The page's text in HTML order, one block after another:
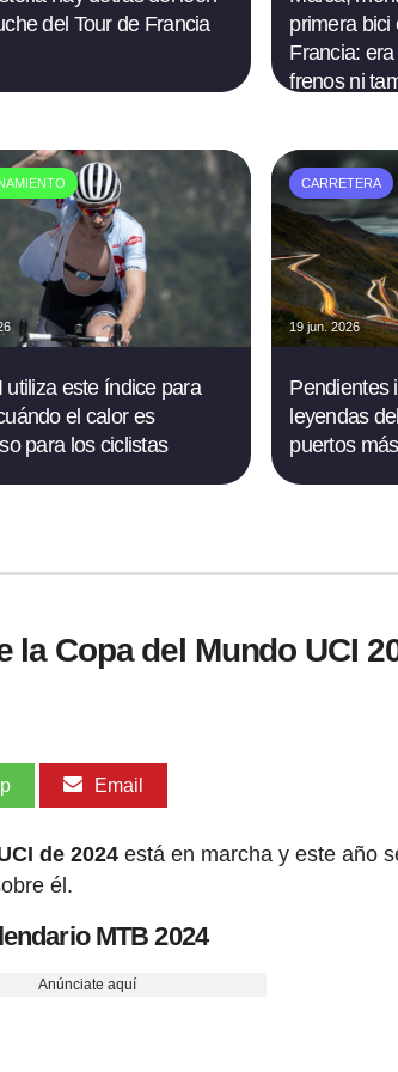
del Tour de Francia
primera bici
Francia:
frenos ni
utiliza este índice para
el calor es
para los ciclistas
CARRETERA
19 jun. 2026
Pendientes
leyendas
puertos
la Copa del Mundo UCI
Email
de 2024 está en marcha y este año
él.
MTB 2024
Anúnciate aquí